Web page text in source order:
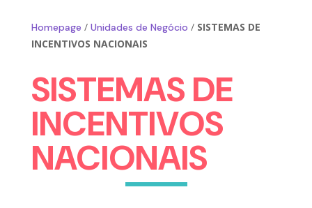
Homepage / Unidades de Negócio / SISTEMAS DE
INCENTIVOS NACIONAIS
SISTEMAS DE
INCENTIVOS
NACIONAIS